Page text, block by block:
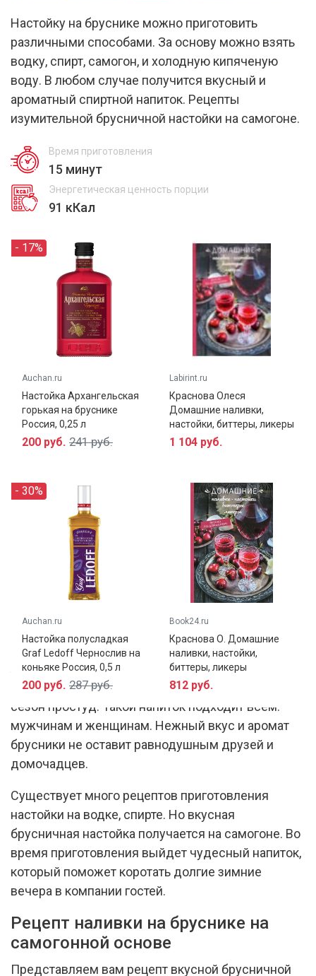
Настойку на бруснике можно приготовить
различными способами. За основу можно взять
водку, спирт, самогон, и холодную кипяченую
воду. В любом случае получится вкусный и
ароматный спиртной напиток. Рецепты
изумительной брусничной настойки на самогоне.
Время приготовления
15 минут
Энергетическая ценность порции
91 кКал
- 17%
Auchan.ru
Настойка Архангельская
горькая на бруснике
Россия, 0,25 л
200 руб. 241 руб.
Labirint.ru
Краснова Олеся
Домашние наливки,
настойки, биттеры, ликеры
1 104 руб.
- 30%
Auchan.ru
Настойка полусладкая
Graf Ledoff Чернослив на
коньяке Россия, 0,5 л
200 руб. 287 руб.
Book24.ru
Краснова О. Домашние
наливки, настойки,
биттеры, ликеры
812 руб.
напиток. В нем собраны прекрасный вкус и
лечебные свойства. Наливка обладает
бактерицидным действием и незаменима в
сезон простуд. Такой напиток подходит всем:
мужчинам и женщинам. Нежный вкус и аромат
брусники не оставит равнодушным друзей и
домочадцев.
Существует много рецептов приготовления
настойки на водке, спирте. Но вкусная
брусничная настойка получается на самогоне. Во
время приготовления выйдет чудесный напиток,
который поможет коротать долгие зимние
вечера в компании гостей.
Рецепт наливки на бруснике на
самогонной основе
Представляем вам рецепт вкусной брусничной